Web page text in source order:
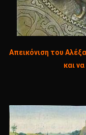
Απεικόνιση του
και